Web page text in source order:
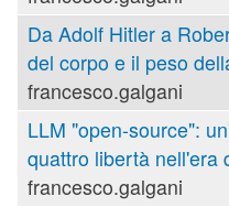
Da Adolf Hitler a
del corpo e il peso
francesco.galgani
LLM "open-source":
quattro libertà nell'era
francesco.galgani